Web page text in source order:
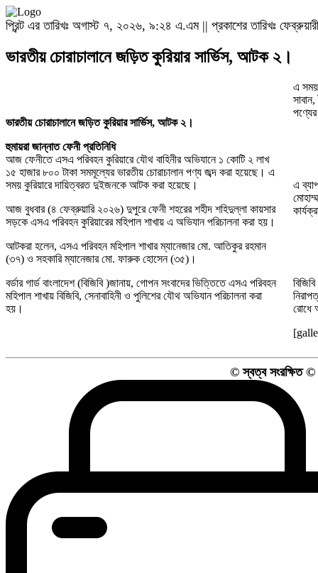
প্রিন্ট এর তারিখঃ অগাস্ট ৭, ২০২৬, ৯:২৪ এ.এম || প্রকাশের তারিখঃ
ভারতীয় চোরাচালানে জড়িত কুরিয়ার সার্ভিস, আটক ২।
ভারতীয় চোরাচালানে জড়িত কুরিয়ার সার্ভিস, আটক ২।
হুমায়রা জান্নাত ফেনী প্রতিনিধি
আজ ফেনীতে এসএ পরিবহন কুরিয়ারে যৌথ বাহিনীর অভিযানে ১ কোটি ২ লাখ
১৫ হাজার ৮০০ টাকা সমমূল্যের ভারতীয় চোরাচালান পণ্য জব্দ করা হয়েছে। এ
সময় কুরিয়ারে দায়িত্বরত দুইজনকে আটক করা হয়েছে।
আজ বুধবার (৪ ফেব্রুয়ারি ২০২৬) দুপুরে ফেনী শহরের শহীদ শহিদুল্লা কায়সার
সড়কে এসএ পরিবহন কুরিয়ারের মহিপাল শাখায় এ অভিযান পরিচালনা করা হয়।
আটকরা হলেন, এসএ পরিবহন মহিপাল শাখার ম্যানেজার মো. আতিকুর রহমান
(৩৭) ও সহকারি ম্যানেজার মো. ফারুক হোসেন (৩৫)।
বর্ডার গার্ড বাংলাদেশ (বিজিবি )জানায়, গোপন সংবাদের ভিত্তিতে এসএ পরিবহন
মহিপাল শাখায় বিজিবি, সেনাবাহিনী ও পুলিশের যৌথ অভিযান পরিচালনা করা
হয়।
এ সময়
এ
রোধে
© স্বত্ব সংরক্ষিত